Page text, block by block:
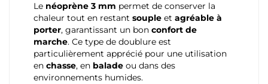
Le néoprène 3 mm permet de conserver la
chaleur tout en restant souple et agréable à
porter, garantissant un bon confort de
marche. Ce type de doublure est
particulièrement apprécié pour une utilisation
en chasse, en balade ou dans des
environnements humides.